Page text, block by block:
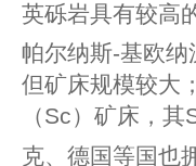
英砾岩具有较高
帕尔纳斯-基欧
但矿床规模较大
（Sc）矿床，其
克、德国等国也